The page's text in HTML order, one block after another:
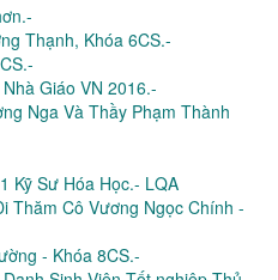
Thạnh, Khóa 6CS.-
Giáo VN 2016.-
Nga Và Thầy Phạm Thành
Kỹ Sư Hóa Học.- LQA
Thăm Cô Vương Ngọc Chính -
- Khóa 8CS.-